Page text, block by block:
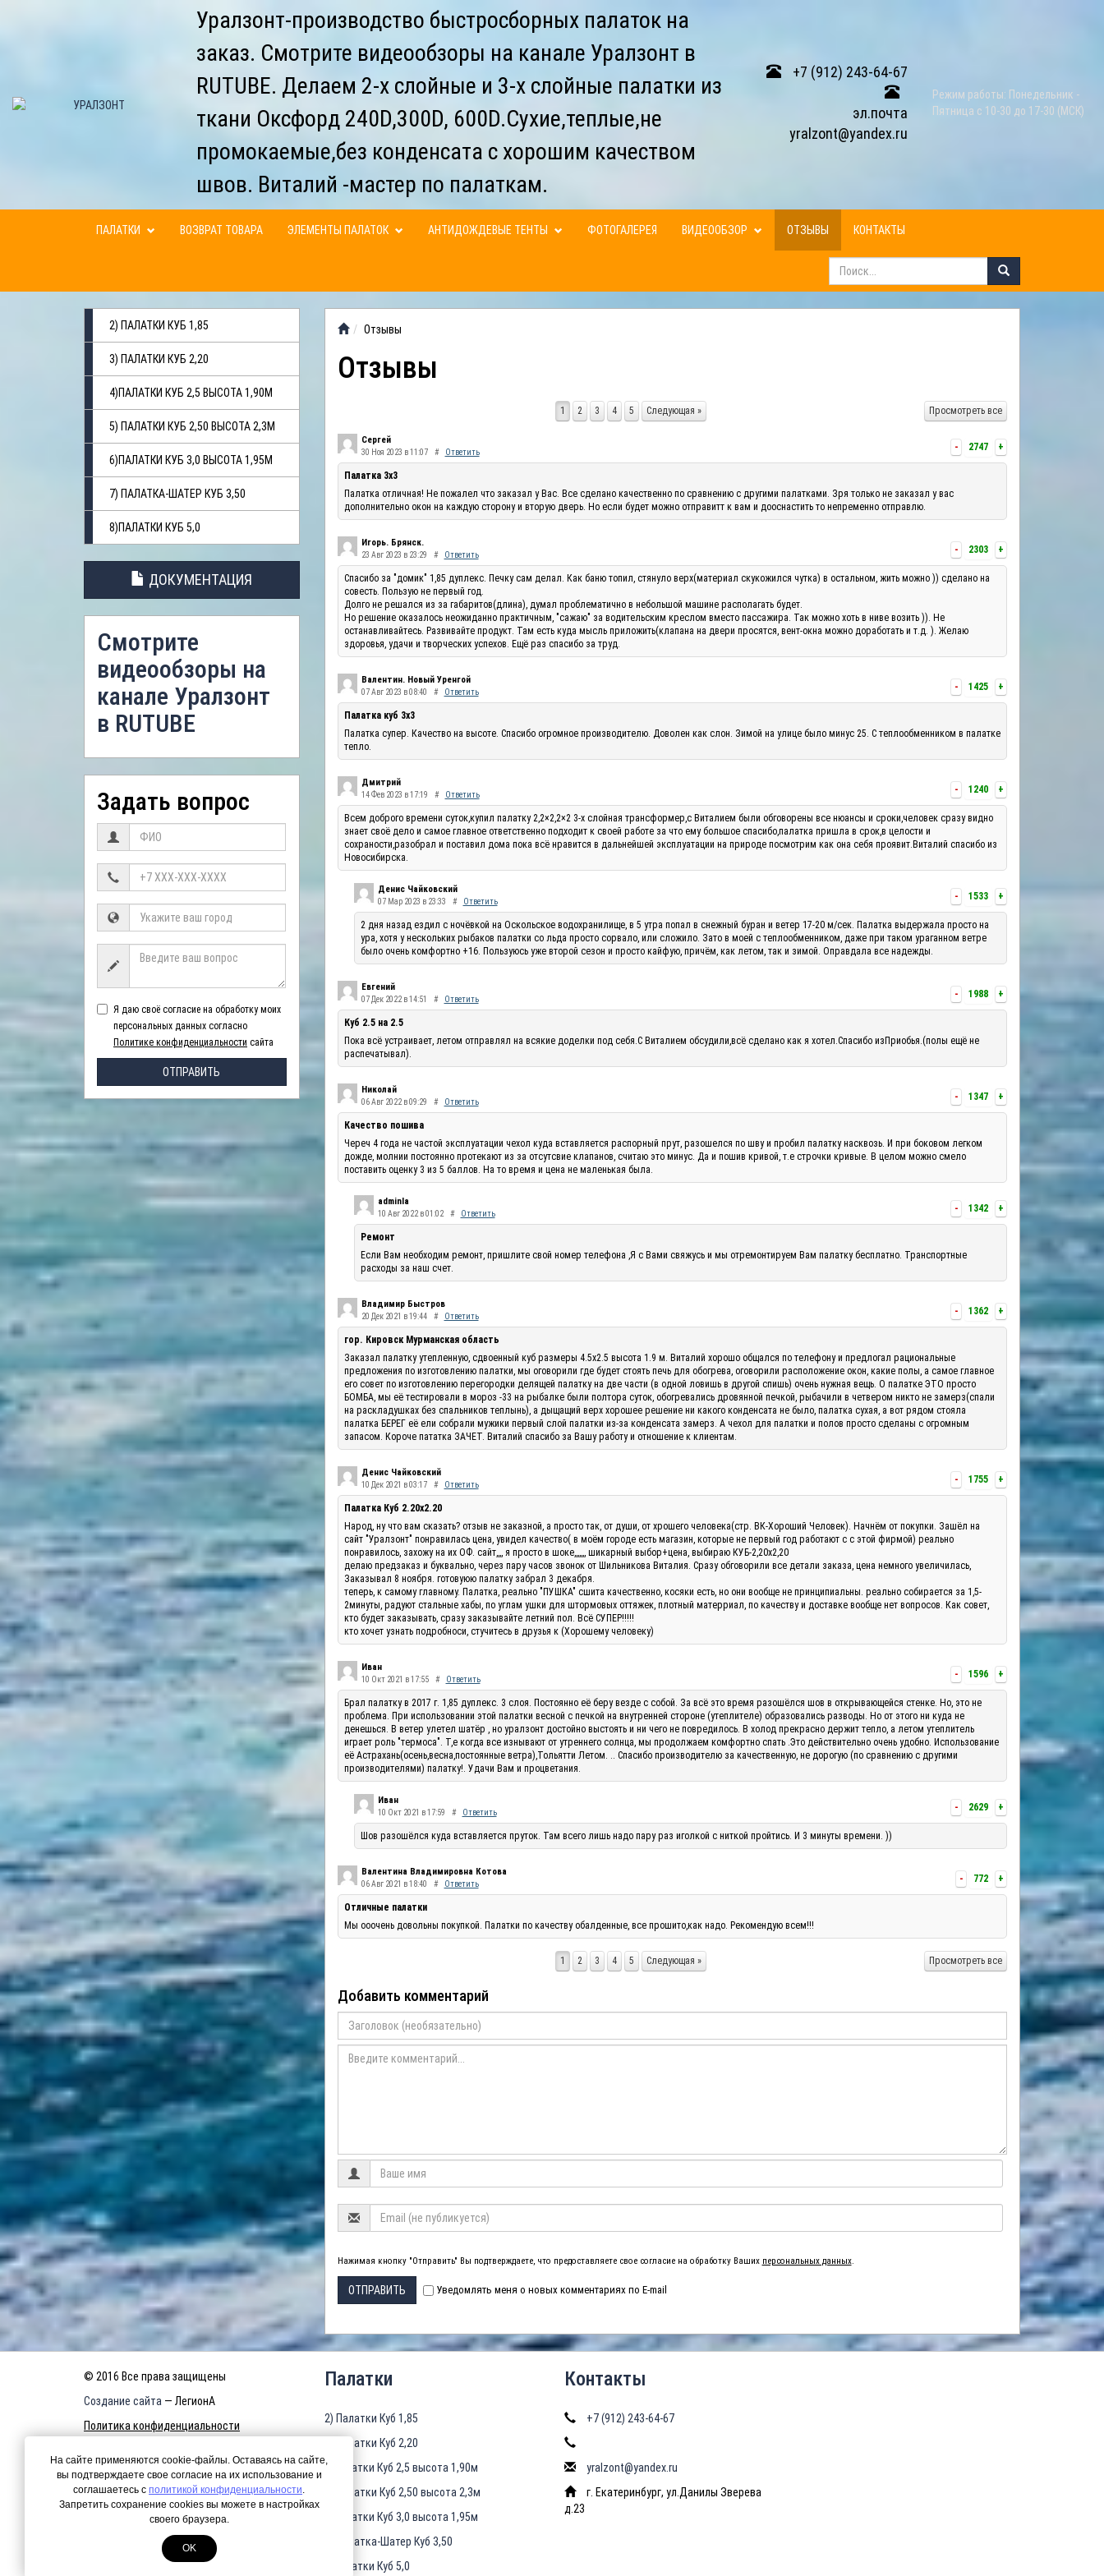
Уралзонт-производство быстросборных палаток на
заказ. Смотрите видеообзоры на канале Уралзонт в
RUTUBE. Делаем 2-х слойные и 3-х слойные палатки из
ткани Оксфорд 240D,300D, 600D.Сухие,теплые,не
промокаемые,без конденсата с хорошим качеством
швов. Виталий -мастер по палаткам.
+7 (912) 243-64-67
эл.почта
yralzont@yandex.ru
Режим работы: Понедельник -
Пятница с 10-30 до 17-30 (МСК)
ПАЛАТКИ ВОЗВРАТ ТОВАРА ЭЛЕМЕНТЫ ПАЛАТОК АНТИДОЖДЕВЫЕ ТЕНТЫ ФОТОГАЛЕРЕЯ ВИДЕООБЗОР ОТЗЫВЫ КОНТАКТЫ
2) ПАЛАТКИ КУБ 1,85
3) ПАЛАТКИ КУБ 2,20
4)ПАЛАТКИ КУБ 2,5 ВЫСОТА 1,90М
5) ПАЛАТКИ КУБ 2,50 ВЫСОТА 2,3М
6)ПАЛАТКИ КУБ 3,0 ВЫСОТА 1,95М
7) ПАЛАТКА-ШАТЕР КУБ 3,50
8)ПАЛАТКИ КУБ 5,0
ДОКУМЕНТАЦИЯ
Смотрите
видеообзоры на
канале Уралзонт
в RUTUBE
Задать вопрос
Я даю своё согласие на обработку моих
персональных данных согласно
Политике конфиденциальности сайта
ОТПРАВИТЬ
Отзывы
Отзывы
Просмотреть все
1 2 3 4 5 Следующая »
- 2747 +
Сергей
30 Ноя 2023 в 11:07 # Ответить
Палатка 3х3
Палатка отличная! Не пожалел что заказал у Вас. Все сделано качественно по сравнению с другими палатками. Зря только не заказал у вас
дополнительно окон на каждую сторону и вторую дверь. Но если будет можно отправитт к вам и дооснастить то непременно отправлю.
- 2303 +
Игорь. Брянск.
23 Авг 2023 в 23:29 # Ответить
Спасибо за "домик" 1,85 дуплекс. Печку сам делал. Как баню топил, стянуло верх(материал скукожился чутка) в остальном, жить можно )) сделано на
совесть. Пользую не первый год.
Долго не решался из за габаритов(длина), думал проблематично в небольшой машине располагать будет.
Но решение оказалось неожиданно практичным, "сажаю" за водительским креслом вместо пассажира. Так можно хоть в ниве возить )). Не
останавливайтесь. Развивайте продукт. Там есть куда мысль приложить(клапана на двери просятся, вент-окна можно доработать и т.д. ). Желаю
здоровья, удачи и творческих успехов. Ещё раз спасибо за труд.
- 1425 +
Валентин. Новый Уренгой
07 Авг 2023 в 08:40 # Ответить
Палатка куб 3х3
Палатка супер. Качество на высоте. Спасибо огромное производителю. Доволен как слон. Зимой на улице было минус 25. С теплообменником в палатке
тепло.
- 1240 +
Дмитрий
14 Фев 2023 в 17:19 # Ответить
Всем доброго времени суток,купил палатку 2,2×2,2×2 3-х слойная трансформер,с Виталием были обговорены все нюансы и сроки,человек сразу видно
знает своё дело и самое главное ответственно подходит к своей работе за что ему большое спасибо,палатка пришла в срок,в целости и
сохраности,разобрал и поставил дома пока всё нравится в дальнейшей эксплуатации на природе посмотрим как она себя проявит.Виталий спасибо из
Новосибирска.
- 1533 +
Денис Чайковский
07 Мар 2023 в 23:33 # Ответить
2 дня назад ездил с ночёвкой на Оскольское водохранилище, в 5 утра попал в снежный буран и ветер 17-20 м/сек. Палатка выдержала просто на
ура, хотя у нескольких рыбаков палатки со льда просто сорвало, или сложило. Зато в моей с теплообменником, даже при таком ураганном ветре
было очень комфортно +16. Пользуюсь уже второй сезон и просто кайфую, причём, как летом, так и зимой. Оправдала все надежды.
- 1988 +
Евгений
07 Дек 2022 в 14:51 # Ответить
Куб 2.5 на 2.5
Пока всё устраивает, летом отправлял на всякие доделки под себя.С Виталием обсудили,всё сделано как я хотел.Спасибо изПриобья.(полы ещё не
распечатывал).
- 1347 +
Николай
06 Авг 2022 в 09:29 # Ответить
Качество пошива
Череч 4 года не частой эксплуатации чехол куда вставляется распорный прут, разошелся по шву и пробил палатку насквозь. И при боковом легком
дожде, молнии постоянно протекают из за отсутсвие клапанов, считаю это минус. Да и пошив кривой, т.е строчки кривые. В целом можно смело
поставить оценку 3 из 5 баллов. На то время и цена не маленькая была.
- 1342 +
adminla
10 Авг 2022 в 01:02 # Ответить
Ремонт
Если Вам необходим ремонт, пришлите свой номер телефона ,Я с Вами свяжусь и мы отремонтируем Вам палатку бесплатно. Транспортные
расходы за наш счет.
- 1362 +
Владимир Быстров
20 Дек 2021 в 19:44 # Ответить
гор. Кировск Мурманская область
Заказал палатку утепленную, сдвоенный куб размеры 4.5х2.5 высота 1.9 м. Виталий хорошо общался по телефону и предлогал рациональные
предложения по изготовлению палатки, мы оговорили где будет стоять печь для обогрева, оговорили расположение окон, какие полы, а самое главное
его совет по изготовлению перегородки делящей палатку на две части (в одной ловишь в другой спишь) очень нужная вещь. О палатке ЭТО просто
БОМБА, мы её тестировали в мороз -33 на рыбалке были полтора суток, обогревались дровянной печкой, рыбачили в четвером никто не замерз(спали
на раскладушках без спальников теплынь), а дыщащий верх хорошее решение ни какого конденсата не было, палатка сухая, а вот рядом стояла
палатка БЕРЕГ её ели собрали мужики первый слой палатки из-за конденсата замерз. А чехол для палатки и полов просто сделаны с огромным
запасом. Короче пататка ЗАЧЕТ. Виталий спасибо за Вашу работу и отношение к клиентам.
- 1755 +
Денис Чайковский
10 Дек 2021 в 03:17 # Ответить
Палатка Куб 2.20x2.20
Народ, ну что вам сказать? отзыв не заказной, а просто так, от души, от хрошего человека(стр. ВК-Хороший Человек). Начнём от покупки. Зашёл на
сайт "Уралзонт" понравилась цена, увидел качество( в моём городе есть магазин, которые не первый год работают с с этой фирмой) реально
понравилось, захожу на их ОФ. сайт,,,, я просто в шоке,,,,,,, шикарный выбор+цена, выбираю КУБ-2,20х2,20
делаю предзаказ и буквально, через пару часов звонок от Шильникова Виталия. Сразу обговорили все детали заказа, цена немного увеличилась,
Заказывал 8 ноября. готовуюю палатку забрал 3 декабря.
теперь, к самому главному. Палатка, реально "ПУШКА" сшита качественно, косяки есть, но они вообще не принципиальны. реально собирается за 1,5-
2минуты, радуют стальные хабы, по углам ушки для штормовых оттяжек, плотный матерриал, по качеству и доставке вообще нет вопросов. Как совет,
кто будет заказывать, сразу заказывайте летний пол. Всё СУПЕР!!!!!
кто хочет узнать подробноси, стучитесь в друзья к (Хорошему человеку)
- 1596 +
Иван
10 Окт 2021 в 17:55 # Ответить
Брал палатку в 2017 г. 1,85 дуплекс. 3 слоя. Постоянно её беру везде с собой. За всё это время разошёлся шов в открывающейся стенке. Но, это не
проблема. При использовании этой палатки весной с печкой на внутренней стороне (утеплителе) образовались разводы. Но от этого ни куда не
денешься. В ветер улетел шатёр , но уралзонт достойно выстоять и ни чего не повредилось. В холод прекрасно держит тепло, а летом утеплитель
играет роль "термоса". Т,е когда все изнывают от утреннего солнца, мы продолжаем комфортно спать .Это действительно очень удобно. Использование
её Астрахань(осень,весна,постоянные ветра),Тольятти Летом. .. Спасибо производителю за качественную, не дорогую (по сравнению с другими
производителями) палатку!. Удачи Вам и процветания.
- 2629 +
Иван
10 Окт 2021 в 17:59 # Ответить
Шов разошёлся куда вставляется пруток. Там всего лишь надо пару раз иголкой с ниткой пройтись. И 3 минуты времени. ))
- 772 +
Валентина Владимировна Котова
06 Авг 2021 в 18:40 # Ответить
Отличные палатки
Мы ооочень довольны покупкой. Палатки по качеству обалденные, все прошито,как надо. Рекомендую всем!!!
Просмотреть все
1 2 3 4 5 Следующая »
Добавить комментарий
Нажимая кнопку "Отправить" Вы подтверждаете, что предоставляете свое согласие на обработку Ваших персональных данных.
ОТПРАВИТЬ Уведомлять меня о новых комментариях по E-mail
© 2016 Все права защищены
Создание сайта — ЛегионА
Политика конфиденциальности
КАРТА САЙТА
Палатки
2) Палатки Куб 1,85
3) Палатки Куб 2,20
4)Палатки Куб 2,5 высота 1,90м
5) Палатки Куб 2,50 высота 2,3м
6)Палатки Куб 3,0 высота 1,95м
7) Палатка-Шатер Куб 3,50
8)Палатки Куб 5,0
Контакты
+7 (912) 243-64-67
yralzont@yandex.ru
г. Екатеринбург, ул.Данилы Зверева
д.23
На сайте применяются cookie-файлы. Оставаясь на сайте,
вы подтверждаете свое согласие на их использование и
соглашаетесь с политикой конфиденциальности.
Запретить сохранение cookies вы можете в настройках
своего браузера.
OK